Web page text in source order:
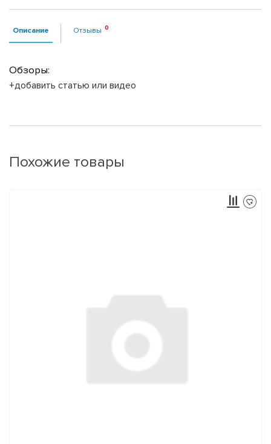
Описание Отзывы
Обзоры:
+добавить статью или видео
Похожие товары